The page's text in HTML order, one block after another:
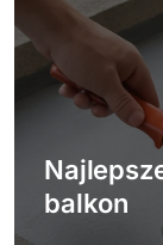
u
balkon